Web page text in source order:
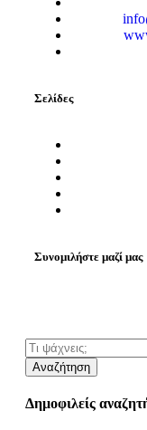
Σελίδες
Συνομιλήστε μαζί μας
Αναζήτηση
Δημοφιλείς